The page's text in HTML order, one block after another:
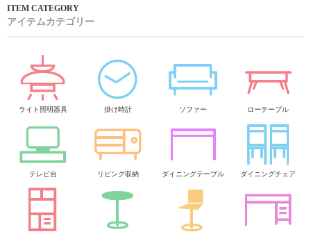
アイテムカテゴリー
ライト照明器具 掛け時計 ソファー ローテーブル
テレビ台 リビング収納 ダイニングテーブル ダイニングチェア